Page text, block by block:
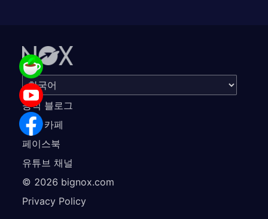
공식 블로그
공식 카페
페이스북
유튜브 채널
© 2026 bignox.com
Privacy Policy